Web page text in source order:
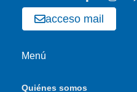
acceso mail
Menú
Quiénes somos